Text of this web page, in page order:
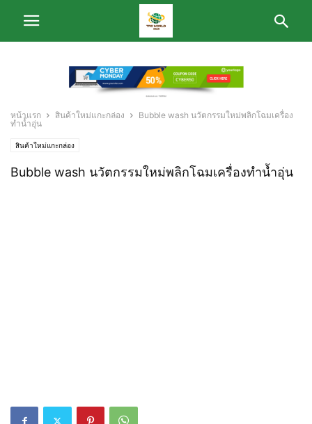
หน้าแรก สินค้าใหม่แกะกล่อง
Bubble wash นวัตกรรมใหม่พลิกโฉมเครื่อง
ทำน้ำอุ่น
สินค้าใหม่แกะกล่อง
Bubble wash นวัตกรรมใหม่พลิกโฉมเครื่องทำน้ำอุ่น